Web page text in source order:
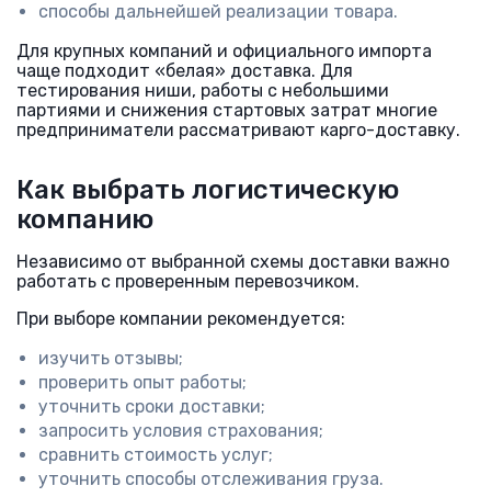
способы дальнейшей реализации товара.
Для крупных компаний и официального импорта
чаще подходит «белая» доставка. Для
тестирования ниши, работы с небольшими
партиями и снижения стартовых затрат многие
предприниматели рассматривают карго-доставку.
Как выбрать логистическую
компанию
Независимо от выбранной схемы доставки важно
работать с проверенным перевозчиком.
При выборе компании рекомендуется:
изучить отзывы;
проверить опыт работы;
уточнить сроки доставки;
запросить условия страхования;
сравнить стоимость услуг;
уточнить способы отслеживания груза.